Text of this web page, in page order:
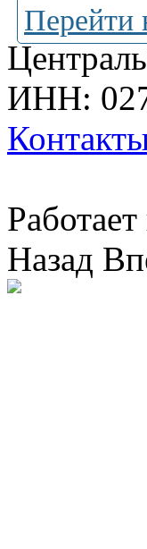
Перейти
ИНН:
Назад